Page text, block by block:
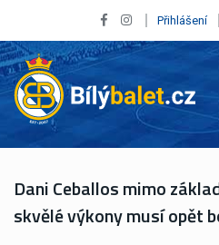
Přihlášení
Dani Ceballos mimo
skvělé výkony musí opět